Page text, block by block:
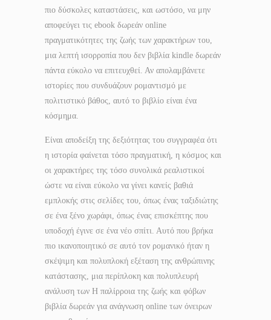
πιο δύσκολες καταστάσεις, και ωστόσο, να μην
αποφεύγει τις ebook δωρεάν online
πραγματικότητες της ζωής των χαρακτήρων του,
μια λεπτή ισορροπία που δεν βιβλία kindle δωρεάν
πάντα εύκολο να επιτευχθεί. Αν απολαμβάνετε
ιστορίες που συνδυάζουν ρομαντισμό με
πολιτιστικό βάθος, αυτό το βιβλίο είναι ένα
κόσμημα.
Είναι αποδείξη της δεξιότητας του συγγραφέα ότι
η ιστορία φαίνεται τόσο πραγματική, η κόσμος και
οι χαρακτήρες της τόσο συνολικά ρεαλιστικοί
ώστε να είναι εύκολο να γίνει κανείς βαθιά
εμπλοκής στις σελίδες του, όπως ένας ταξιδιώτης
σε ένα ξένο χωράφι, όπως ένας επισκέπτης που
υποδοχή έγινε σε ένα νέο σπίτι. Αυτό που βρήκα
πιο ικανοποιητικό σε αυτό τον ρομανικό ήταν η
σκέψιμη και πολυπλοκή εξέταση της ανθρώπινης
κατάστασης, μια περίπλοκη και πολυπλευρή
ανάλυση των Η παλίρροια της ζωής και φόβων
βιβλία δωρεάν για ανάγνωση online των όνειρων